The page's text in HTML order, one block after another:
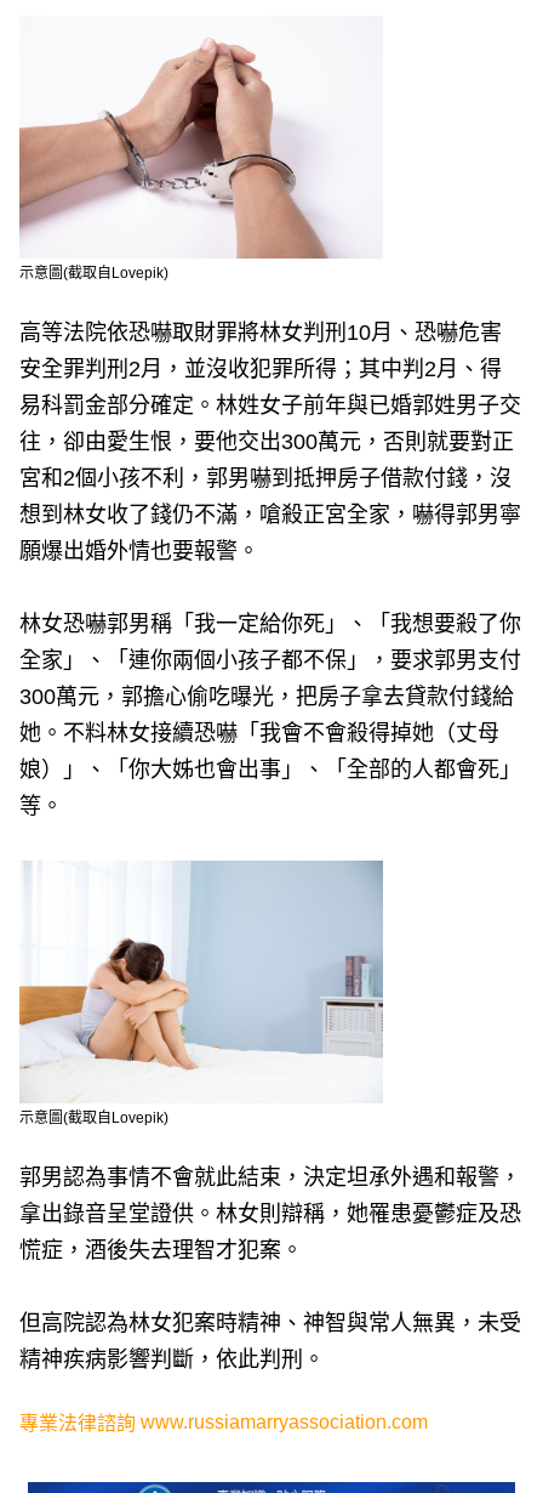
示意圖(截取自Lovepik)
高等法院依恐嚇取財罪將林女判刑10月、恐嚇危害
安全罪判刑2月，並沒收犯罪所得；其中判2月、得
易科罰金部分確定。林姓女子前年與已婚郭姓男子交
往，卻由愛生恨，要他交出300萬元，否則就要對正
宮和2個小孩不利，郭男嚇到抵押房子借款付錢，沒
想到林女收了錢仍不滿，嗆殺正宮全家，嚇得郭男寧
願爆出婚外情也要報警。
林女恐嚇郭男稱「我一定給你死」、「我想要殺了你
全家」、「連你兩個小孩子都不保」，要求郭男支付
300萬元，郭擔心偷吃曝光，把房子拿去貸款付錢給
她。不料林女接續恐嚇「我會不會殺得掉她（丈母
娘）」、「你大姊也會出事」、「全部的人都會死」
等。
示意圖(截取自Lovepik)
郭男認為事情不會就此結束，決定坦承外遇和報警，
拿出錄音呈堂證供。林女則辯稱，她罹患憂鬱症及恐
慌症，酒後失去理智才犯案。
但高院認為林女犯案時精神、神智與常人無異，未受
精神疾病影響判斷，依此判刑。
專業法律諮詢www.russiamarryassociation.com